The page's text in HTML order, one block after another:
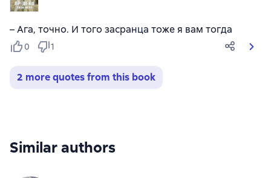
– Ага, точно. И того засранца тоже я вам тогда
0 1
2 more quotes from this book
Similar authors